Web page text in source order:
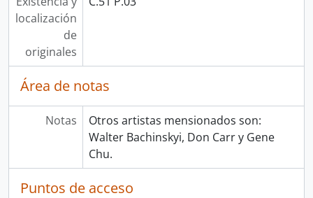
localización
de
originales
Área de notas
Notas
Otros artistas mensionados son:
Walter Bachinskyi, Don Carr y Gene
Chu.
Puntos de acceso